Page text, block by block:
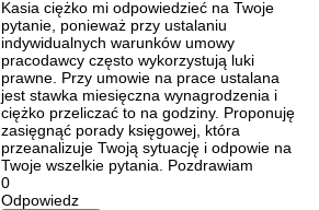
Kasia ciężko mi odpowiedzieć na Twoje
pytanie, ponieważ przy ustalaniu
indywidualnych warunków umowy
pracodawcy często wykorzystują luki
prawne. Przy umowie na prace ustalana
jest stawka miesięczna wynagrodzenia i
ciężko przeliczać to na godziny. Proponuję
zasięgnąć porady księgowej, która
przeanalizuje Twoją sytuację i odpowie na
Twoje wszelkie pytania. Pozdrawiam
0
Odpowiedz